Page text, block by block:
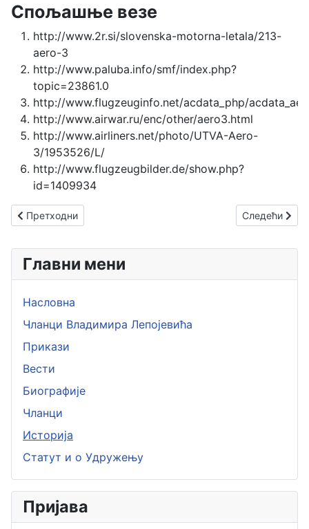
Спољашње везе
http://www.2r.si/slovenska-motorna-letala/213-
aero-3
http://www.paluba.info/smf/index.php?
topic=23861.0
http://www.flugzeuginfo.net/acdata_php/
http://www.airwar.ru/enc/other/aero3.html
http://www.airliners.net/photo/UTVA-Aero-
3/1953526/L/
http://www.flugzeugbilder.de/show.php?
id=1409934
Претходни чланак: Утва 251 Тројка
Претходни Следећи
Следећи
Главни мени
Насловна
Чланци Владимира Лепојевића
Прикази
Вести
Биографије
Чланци
Историја
Статут и о Удружењу
Пријава